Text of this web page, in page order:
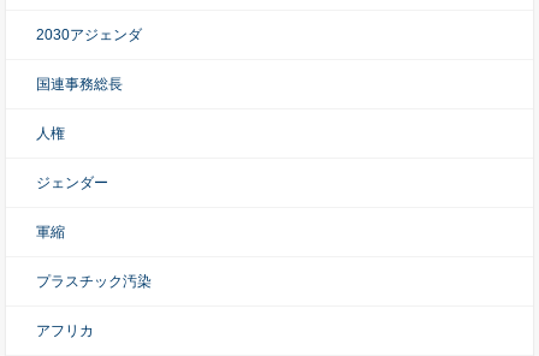
2030アジェンダ
国連事務総長
人権
ジェンダー
軍縮
プラスチック汚染
アフリカ